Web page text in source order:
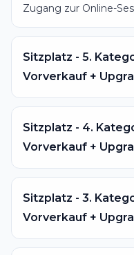
Zugang zur Online-
Sitzplatz - 5.
Vorverkauf +
Sitzplatz - 4.
Vorverkauf +
Sitzplatz - 3.
Vorverkauf +